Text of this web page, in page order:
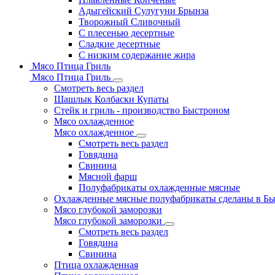
Адыгейский Сулугуни Брынза
Творожный Сливочный
С плесенью десертные
Сладкие десертные
С низким содержание жира
Мясо Птица Гриль
Мясо Птица Гриль
Смотреть весь раздел
Шашлык Колбаски Купаты
Стейк и гриль - производство Быстроном
Мясо охлажденное
Мясо охлажденное
Смотреть весь раздел
Говядина
Свинина
Мясной фарш
Полуфабрикаты охлажденные мясные
Охлажденные мясные полуфабрикаты сделаны в
Мясо глубокой заморозки
Мясо глубокой заморозки
Смотреть весь раздел
Говядина
Свинина
Птица охлажденная